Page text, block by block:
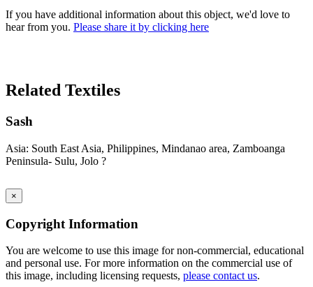
If you have additional information about this object, we'd love to
hear from you. Please share it by clicking here
Related Textiles
Sash
Asia: South East Asia, Philippines, Mindanao area, Zamboanga
Peninsula- Sulu, Jolo ?
×
Copyright Information
You are welcome to use this image for non-commercial, educational
and personal use. For more information on the commercial use of
this image, including licensing requests, please contact us.